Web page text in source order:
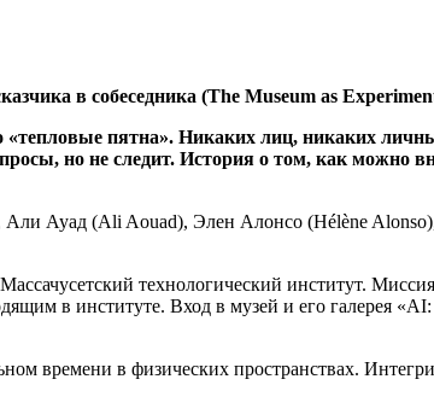
в собеседника (The Museum as
пятна». Никаких лиц, никаких
но не следит. История о том, как можно
Ауад (Ali Aouad), Элен Алонсо (Hélène
технологический институт.
в институте. Вход в музей и его галерея
времени в физических пространствах.